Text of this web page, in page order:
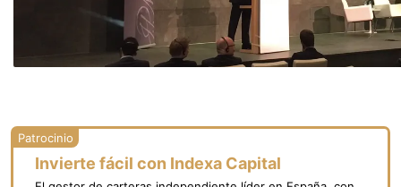
Invierte fácil con Indexa Capital